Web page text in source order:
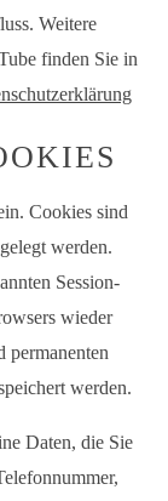
Weitere
finden Sie in
Cookies sind
werden.
Session-
wieder
permanenten
werden.
Daten, die Sie